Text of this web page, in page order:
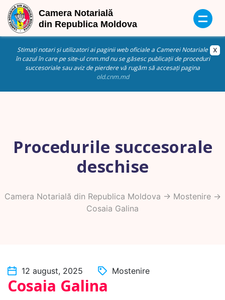
Stimați notari și utilizatori ai paginii web oficiale a Camerei Notariale
în cazul în care pe site-ul cnm.md nu se găsesc publicații de proceduri
succesoriale sau aviz de pierdere vă rugăm să accesați pagina
old.cnm.md
Procedurile succesorale
deschise
Camera Notarială din Republica Moldova -> Mostenire->
Cosaia Galina
12 august, 2025 Mostenire
Cosaia Galina